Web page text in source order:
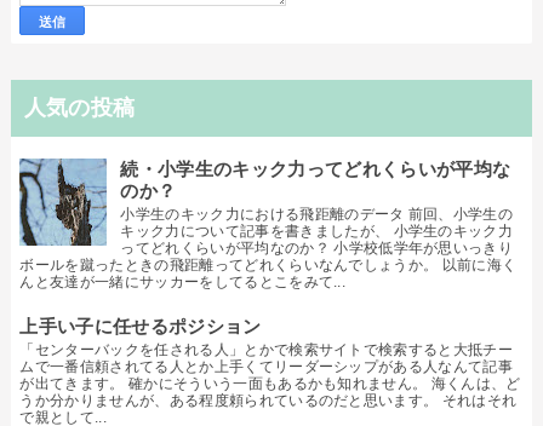
人気の投稿
続・小学生のキック力ってどれくらいが平均な
のか？
小学生のキック力における飛距離のデータ 前回、小学生の
キック力について記事を書きましたが、 小学生のキック力
ってどれくらいが平均なのか？ 小学校低学年が思いっきり
ボールを蹴ったときの飛距離ってどれくらいなんでしょうか。 以前に海く
んと友達が一緒にサッカーをしてるとこをみて...
上手い子に任せるポジション
「センターバックを任される人」とかで検索サイトで検索すると大抵チー
ムで一番信頼されてる人とか上手くてリーダーシップがある人なんて記事
が出てきます。 確かにそういう一面もあるかも知れません。 海くんは、ど
うか分かりませんが、ある程度頼られているのだと思います。 それはそれ
で親として...